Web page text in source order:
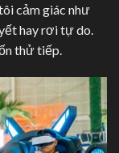
cảm giác như
hay rơi tự do.
thử tiếp.